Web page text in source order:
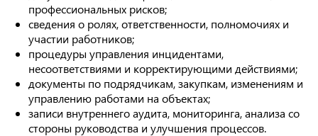
профессиональных рисков;
сведения о ролях, ответственности, полномочиях и
участии работников;
процедуры управления инцидентами,
несоответствиями и корректирующими действиями;
документы по подрядчикам, закупкам, изменениям и
управлению работами на объектах;
записи внутреннего аудита, мониторинга, анализа со
стороны руководства и улучшения процессов.